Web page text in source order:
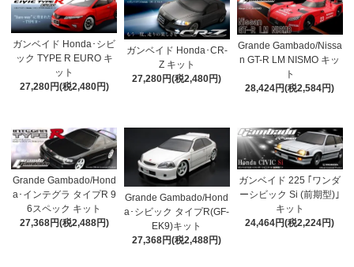
ガンベイド Honda･シビ
ック TYPE R EURO キ
ット
27,280円(税2,480円)
ガンベイド Honda･CR-
Z キット
27,280円(税2,480円)
Grande Gambado/Nissa
n GT-R LM NISMO キッ
ト
28,424円(税2,584円)
Grande Gambado/Hond
a･インテグラ タイプR 9
6スペック キット
27,368円(税2,488円)
Grande Gambado/Hond
a･シビック タイプR(GF-
EK9)キット
27,368円(税2,488円)
ガンベイド 225 ｢ワンダ
ーシビック Si (前期型)｣
キット
24,464円(税2,224円)